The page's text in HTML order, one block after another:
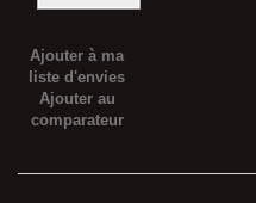
Ajouter à ma
liste d'envies
Ajouter au
comparateur